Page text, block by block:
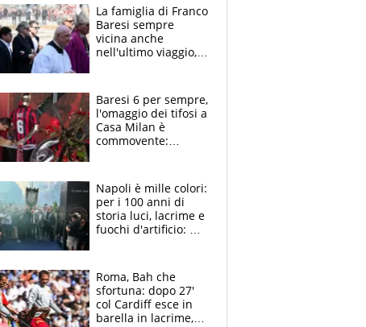
La famiglia di Franco
Baresi sempre
vicina anche
nell'ultimo viaggio,
circondati
dall'affetto dei tifosi
Baresi 6 per sempre,
l'omaggio dei tifosi a
Casa Milan è
commovente:
bigliettini
Napoli è mille colori:
per i 100 anni di
storia luci, lacrime e
fuochi d'artificio: De
Roma, Bah che
sfortuna: dopo 27'
col Cardiff esce in
barella in lacrime,